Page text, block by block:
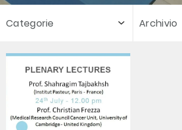
Categorie Archivio